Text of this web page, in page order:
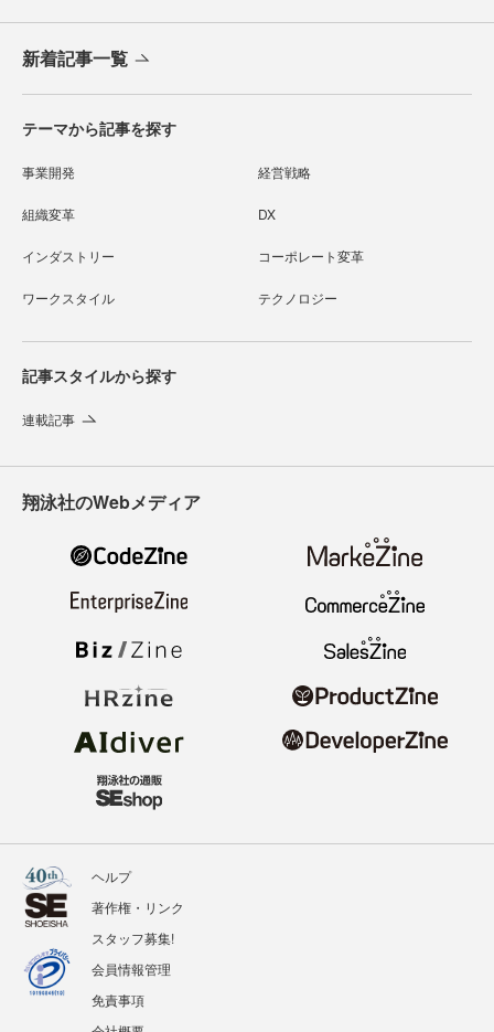
新着記事一覧
テーマから記事を探す
事業開発 経営戦略
組織変革 DX
インダストリー コーポレート変革
ワークスタイル テクノロジー
記事スタイルから探す
連載記事
翔泳社のWebメディア
ヘルプ
著作権・リンク
スタッフ募集!
会員情報管理
免責事項